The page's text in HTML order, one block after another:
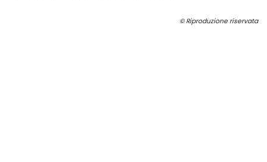
© Riproduzione riservata